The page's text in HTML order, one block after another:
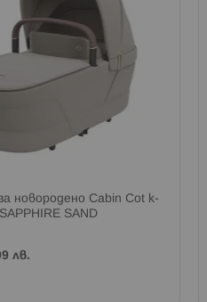
новородено Cabin Cot к-
SAND
лв.